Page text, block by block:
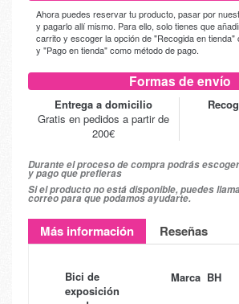
Ahora puedes reservar tu producto, pasar por
y pagarlo allí mismo. Para ello, solo tienes que
carrito y escoger la opción de "Recogida en
y "Pago en tienda" como método de pago.
Formas de envío
Entrega a domicilio
Gratis en pedidos a partir de
200€
Durante el proceso de compra podrás
y pago que prefieras
Si el producto no está disponible, puedes
correo para que podamos ayudarte.
Más información Reseñas
Bici de
exposición
Marca BH